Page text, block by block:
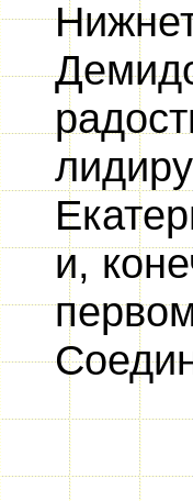
и,